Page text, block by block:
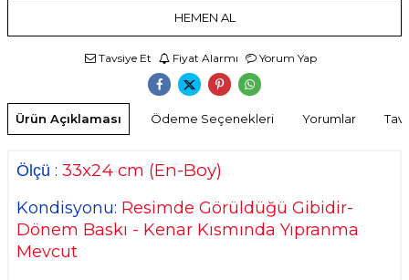
HEMEN AL
Tavsiye Et Fiyat Alarmı Yorum Yap
Ürün Açıklaması Ödeme Seçenekleri Yorumlar
Ölçü : 33x24 cm (En-Boy)
Kondisyonu: Resimde Görüldüğü Gibidir-
Dönem Baskı - Kenar Kısmında Yıpranma
Mevcut